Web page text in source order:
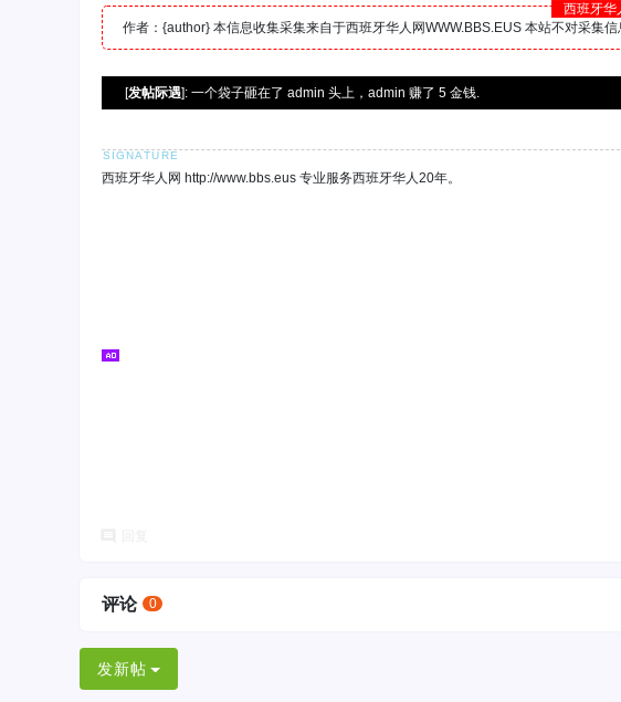
西班牙华
作者：{author} 本信息收集采集来自于西班牙华人网WWW.BBS.EUS 本站不对采集信
[发帖际遇]: 一个袋子砸在了 admin 头上，admin 赚了 5 金钱.
西班牙华人网 http://www.bbs.eus 专业服务西班牙华人20年。
评论 0
发新帖